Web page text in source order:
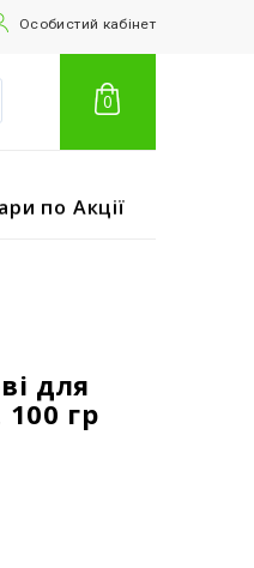
Особистий кабінет
0
по Акції
для
гр